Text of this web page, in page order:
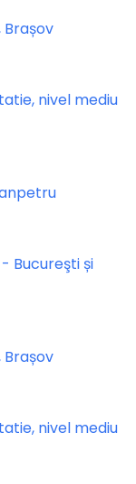
nivel mediu
Bucureşti și
nivel mediu